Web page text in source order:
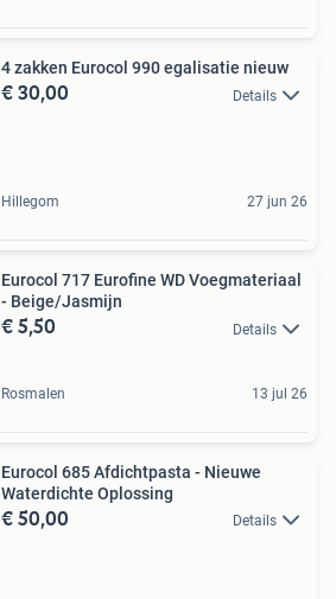
4 zakken Eurocol 990 egalisatie nieuw
€ 30,00 Details
Hillegom 27 jun 26
Eurocol 717 Eurofine WD Voegmateriaal
- Beige/Jasmijn
€ 5,50 Details
Rosmalen 13 jul 26
Eurocol 685 Afdichtpasta - Nieuwe
Waterdichte Oplossing
€ 50,00 Details